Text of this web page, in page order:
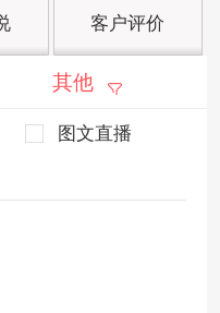
客户评价
其他
图文直播